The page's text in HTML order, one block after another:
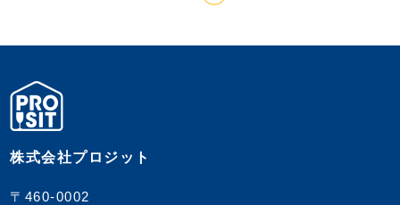
株式会社プロジット
〒460-0002